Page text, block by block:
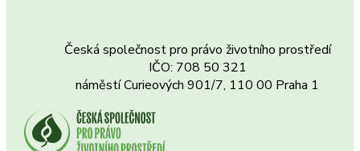
Česká společnost pro právo životního prostředí
IČO: 708 50 321
náměstí Curieových 901/7, 110 00 Praha 1